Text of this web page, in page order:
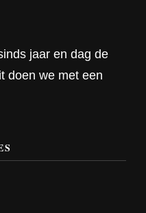
jaar en dag de
doen we met een